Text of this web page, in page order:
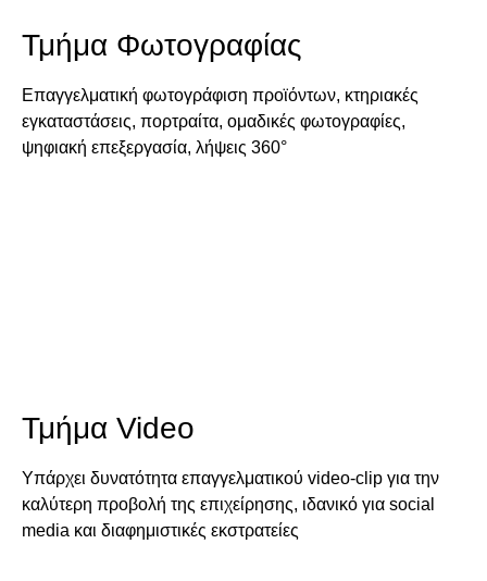
Τμήμα Φωτογραφίας
Επαγγελματική φωτογράφιση προϊόντων, κτηριακές
εγκαταστάσεις, πορτραίτα, ομαδικές φωτογραφίες,
ψηφιακή επεξεργασία, λήψεις 360°
Τμήμα Video
Υπάρχει δυνατότητα επαγγελματικού video-clip για την
καλύτερη προβολή της επιχείρησης, ιδανικό για social
media και διαφημιστικές εκστρατείες